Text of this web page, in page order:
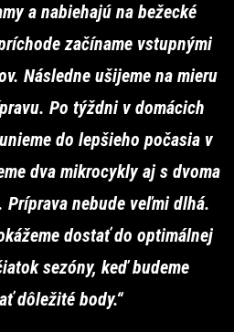
a nabiehajú na bežecké
začíname vstupnými
Následne ušijeme na mieru
Po týždni v domácich
do lepšieho počasia v
dva mikrocykly aj s dvoma
nebude veľmi dlhá.
dostať do optimálnej
sezóny, keď budeme
dôležité body.“